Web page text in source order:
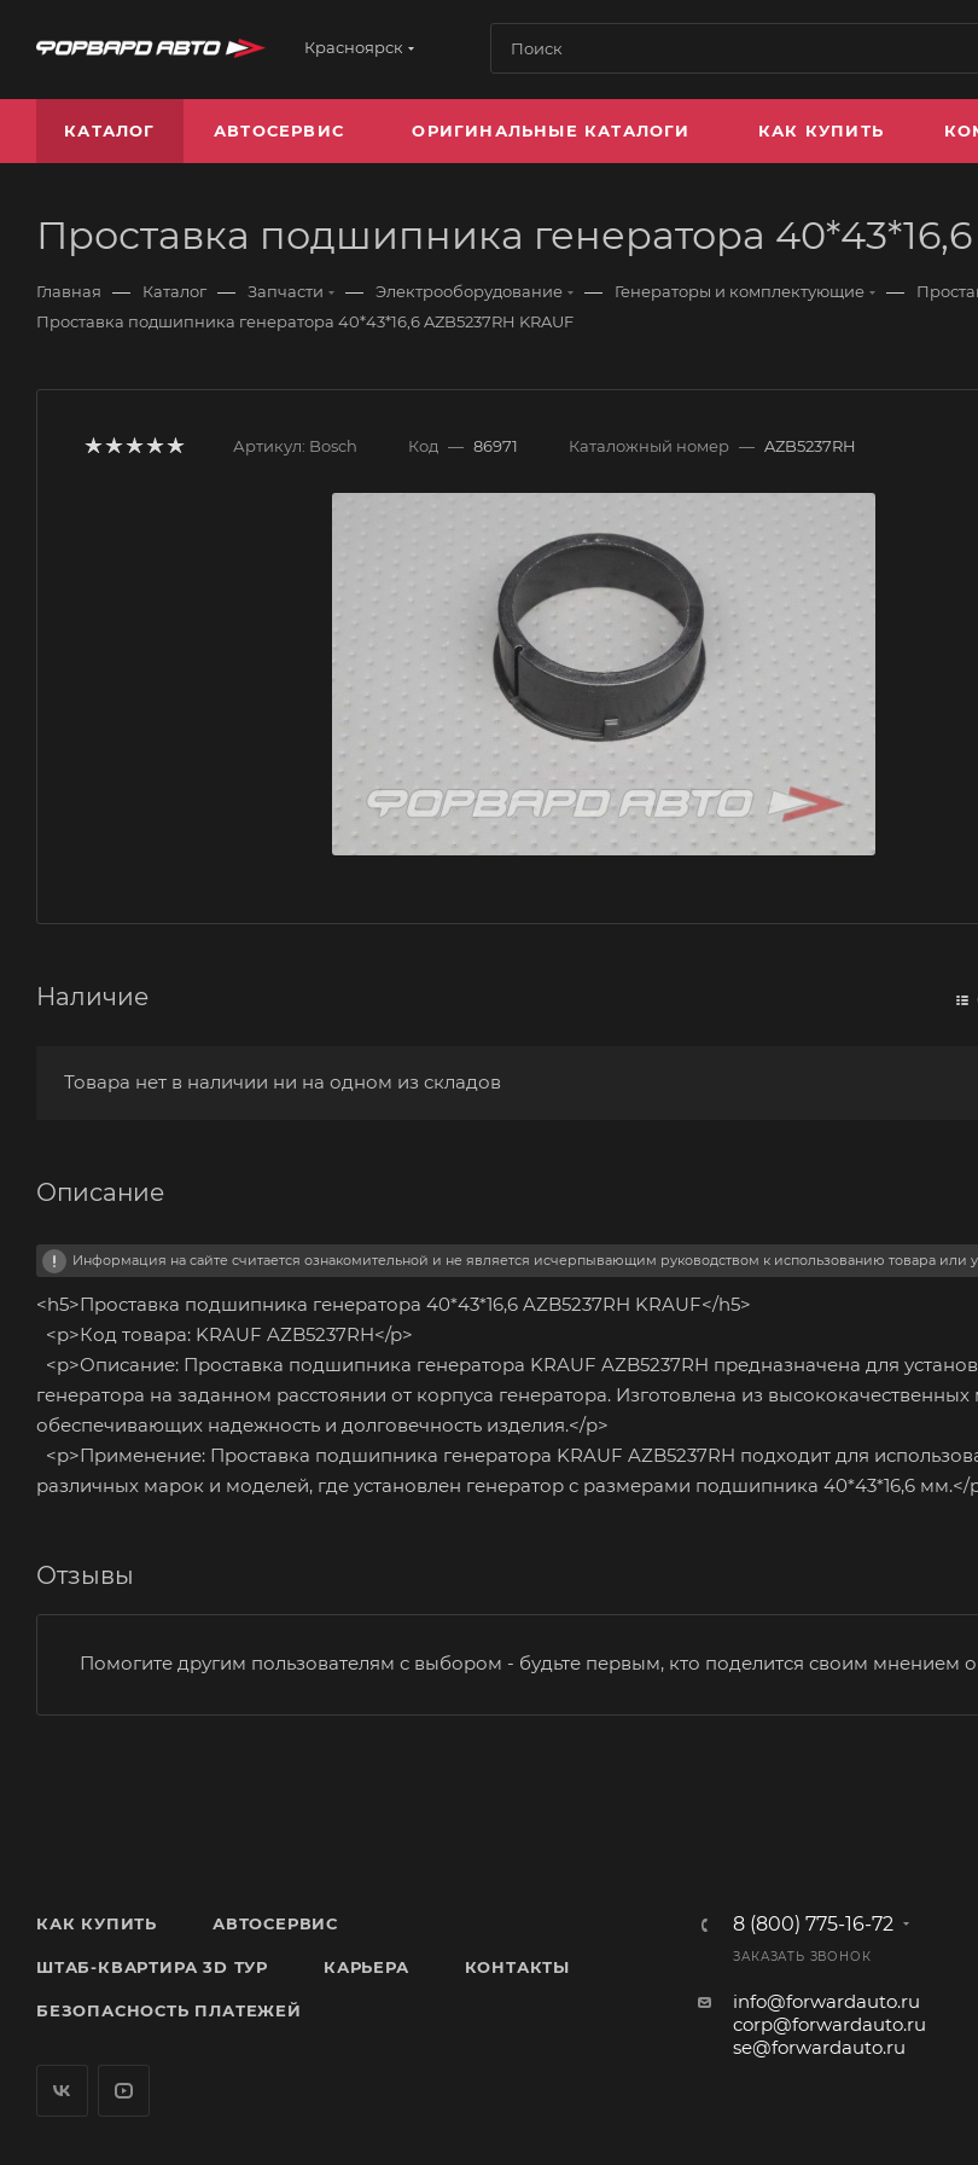
Красноярск
КАТАЛОГ АВТОСЕРВИС ОРИГИНАЛЬНЫЕ КАТАЛОГИ КАК КУПИТЬ
Проставка подшипника генератора 40*43*16,6
Главная — Каталог — Запчасти — Электрооборудование — Генераторы и комплектующие —
Проставка подшипника генератора 40*43*16,6 AZB5237RH KRAUF
Артикул: Bosch Код — 86971 Каталожный номер — AZB5237RH
Наличие
Товара нет в наличии ни на одном из складов
Описание
Информация на сайте считается ознакомительной и не является исчерпывающим руководством к использованию товара или
<h5>Проставка подшипника генератора 40*43*16,6 AZB5237RH KRAUF</h5>
<p>Код товара: KRAUF AZB5237RH</p>
<p>Описание: Проставка подшипника генератора KRAUF AZB5237RH предназначена для
генератора на заданном расстоянии от корпуса генератора. Изготовлена из высококачественных
обеспечивающих надежность и долговечность изделия.</p>
<p>Применение: Проставка подшипника генератора KRAUF AZB5237RH подходит для
различных марок и моделей, где установлен генератор с размерами подшипника 40*43*16,6 мм.</
Отзывы
Помогите другим пользователям с выбором - будьте первым, кто поделится своим мнением
КАК КУПИТЬ АВТОСЕРВИС
ШТАБ-КВАРТИРА 3D ТУР КАРЬЕРА КОНТАКТЫ
БЕЗОПАСНОСТЬ ПЛАТЕЖЕЙ
8 (800) 775-16-72
ЗАКАЗАТЬ ЗВОНОК
info@forwardauto.ru
corp@forwardauto.ru
se@forwardauto.ru